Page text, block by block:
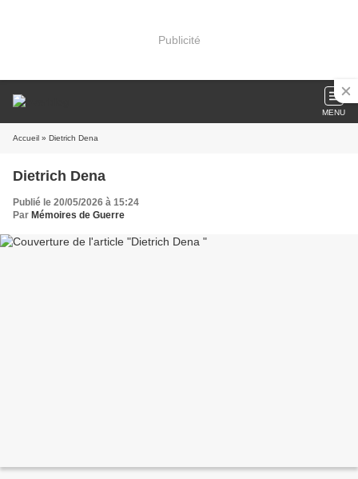
Publicité
MENU
Accueil » Dietrich Dena
Dietrich Dena
Publié le 20/05/2026 à 15:24
Par Mémoires de Guerre